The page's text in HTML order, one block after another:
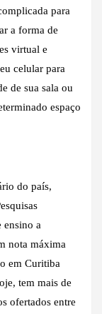
para
a forma de
virtual e
celular para
de sua sala ou
espaço
do país,
ensino a
nota máxima
em Curitiba
tem mais de
ofertados entre